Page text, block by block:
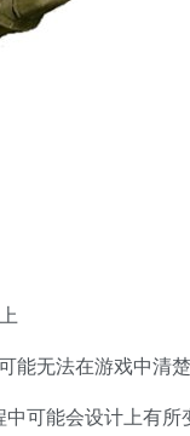
能无法在游戏中清
可能会设计上有所